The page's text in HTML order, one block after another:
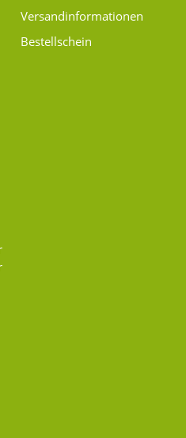
Versand­informationen
Bestellschein